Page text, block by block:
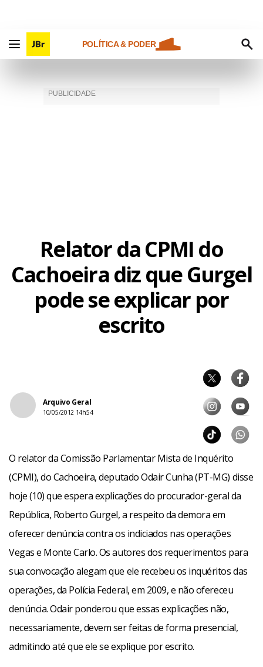
POLÍTICA & PODER
Relator da CPMI do
Cachoeira diz que Gurgel
pode se explicar por
escrito
Arquivo Geral
10/05/2012 14h54
O relator da Comissão Parlamentar Mista de Inquérito
(CPMI), do Cachoeira, deputado Odair Cunha (PT-MG) disse
hoje (10) que espera explicações do procurador-geral da
República, Roberto Gurgel, a respeito da demora em
oferecer denúncia contra os indiciados nas operações
Vegas e Monte Carlo. Os autores dos requerimentos para
sua convocação alegam que ele recebeu os inquéritos das
operações, da Polícia Federal, em 2009, e não ofereceu
denúncia. Odair ponderou que essas explicações não,
necessariamente, devem ser feitas de forma presencial,
admitindo até que ele se explique por escrito.